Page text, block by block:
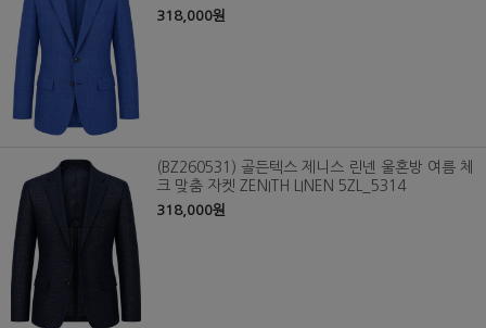
318,000원
(BZ260531) 골든텍스 제니스 린넨 울혼방 여름 체
크 맞춤 자켓 ZENITH LINEN 5ZL_5314
318,000원